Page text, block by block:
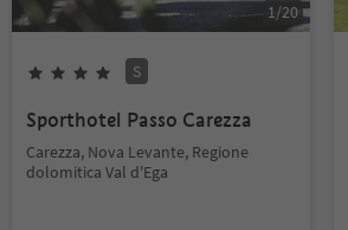
1/20
S
Sporthotel Passo Carezza
Carezza, Nova Levante, Regione
dolomitica Val d'Ega